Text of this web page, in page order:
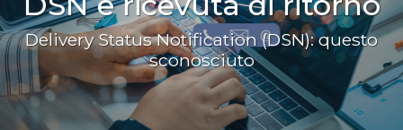
Delivery Status Notification (DSN): questo
sconosciuto